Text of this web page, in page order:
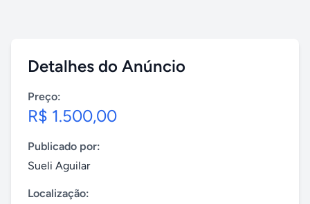
Detalhes do Anúncio
Preço:
R$ 1.500,00
Publicado por:
Sueli Aguilar
Localização: